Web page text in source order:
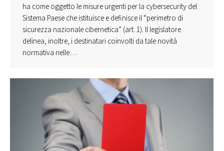
ha come oggetto le misure urgenti per la cybersecurity del
Sistema Paese che istituisce e definisce il “perimetro di
sicurezza nazionale cibernetica” (art. 1). Il legislatore
delinea, inoltre, i destinatari coinvolti da tale novità
normativa nelle…